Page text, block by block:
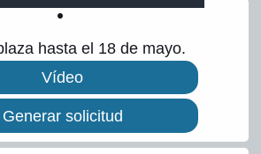
de especialización
de plaza
hasta el 18 de mayo.
Vídeo
Generar solicitud